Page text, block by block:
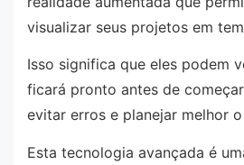
visualizar seus projetos em
Isso significa que eles podem
ficará pronto antes de
evitar erros e planejar melhor
Esta tecnologia avançada é